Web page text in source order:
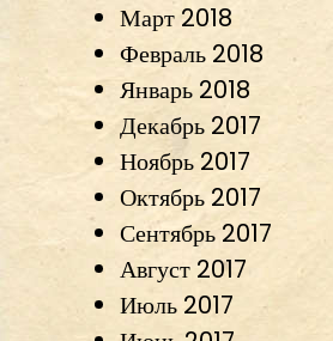
Март 2018
Февраль 2018
Январь 2018
Декабрь 2017
Ноябрь 2017
Октябрь 2017
Сентябрь 2017
Август 2017
Июль 2017